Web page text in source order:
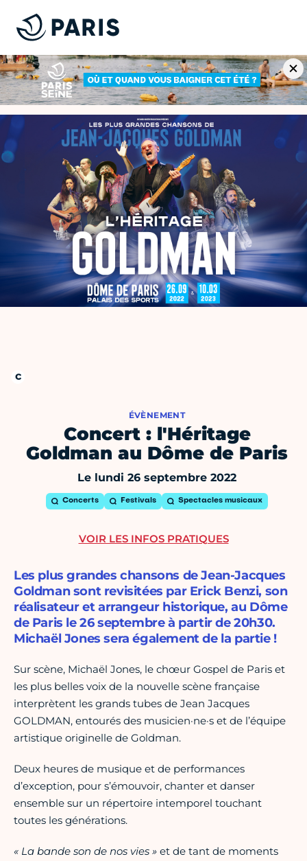
ÉVÈNEMENT
Concert : l'Héritage
Goldman au Dôme de Paris
Le lundi 26 septembre 2022
Concerts Festivals Spectacles musicaux
Les plus grandes chansons de Jean-Jacques
Goldman sont revisitées par Erick Benzi, son
réalisateur et arrangeur historique, au Dôme
de Paris le 26 septembre à partir de 20h30.
Michaël Jones sera également de la partie !
Sur scène, Michaël Jones, le chœur Gospel de Paris et
les plus belles voix de la nouvelle scène française
interprètent les grands tubes de Jean Jacques
GOLDMAN, entourés des musicien·ne·s et de l’équipe
artistique originelle de Goldman.
Deux heures de musique et de performances
d’exception, pour s’émouvoir, chanter et danser
ensemble sur un répertoire intemporel touchant
toutes les générations.
« La bande son de nos vies » et de tant de moments
VOIR LES INFOS PRATIQUES